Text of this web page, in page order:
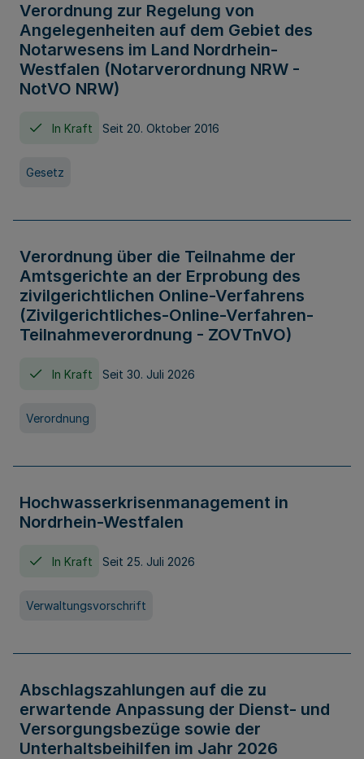
Verordnung zur Regelung von
Angelegenheiten auf dem Gebiet des
Notarwesens im Land Nordrhein-
Westfalen (Notarverordnung NRW -
NotVO NRW)
In Kraft Seit 20. Oktober 2016
Gesetz
Verordnung über die Teilnahme der
Amtsgerichte an der Erprobung des
zivilgerichtlichen Online-Verfahrens
(Zivilgerichtliches-Online-Verfahren-
Teilnahmeverordnung - ZOVTnVO)
In Kraft Seit 30. Juli 2026
Verordnung
Hochwasserkrisenmanagement in
Nordrhein-Westfalen
In Kraft Seit 25. Juli 2026
Verwaltungsvorschrift
Abschlagszahlungen auf die zu
erwartende Anpassung der Dienst- und
Versorgungsbezüge sowie der
Unterhaltsbeihilfen im Jahr 2026